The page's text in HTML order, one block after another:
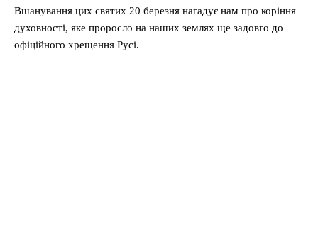
Вшанування цих святих 20 березня нагадує нам про коріння
духовності, яке проросло на наших землях ще задовго до
офіційного хрещення Русі.